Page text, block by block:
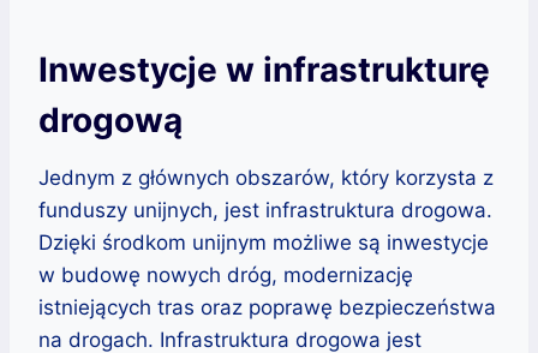
Inwestycje w infrastrukturę
drogową
Jednym z głównych obszarów, który korzysta z
funduszy unijnych, jest infrastruktura drogowa.
Dzięki środkom unijnym możliwe są inwestycje
w budowę nowych dróg, modernizację
istniejących tras oraz poprawę bezpieczeństwa
na drogach. Infrastruktura drogowa jest